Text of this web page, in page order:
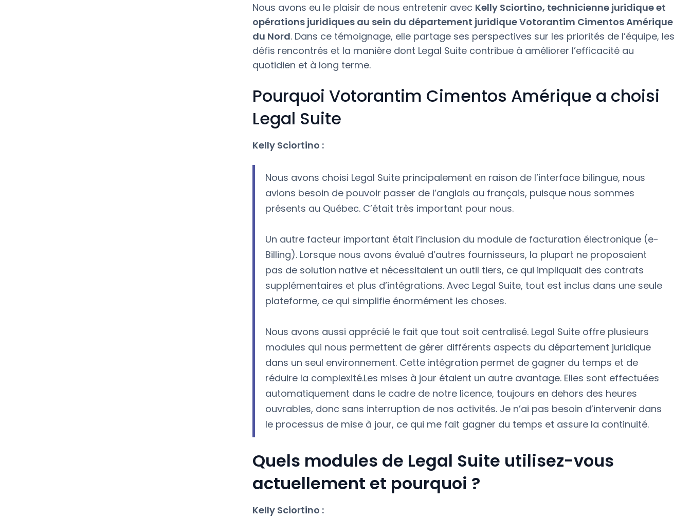
Nous avons eu le plaisir de nous entretenir avec Kelly Sciortino, technicienne juridique et
opérations juridiques au sein du département juridique Votorantim Cimentos Amérique
du Nord. Dans ce témoignage, elle partage ses perspectives sur les priorités de l’équipe, les
défis rencontrés et la manière dont Legal Suite contribue à améliorer l’efficacité au
quotidien et à long terme.
Pourquoi Votorantim Cimentos Amérique a choisi
Legal Suite
Kelly Sciortino :
Nous avons choisi Legal Suite principalement en raison de l’interface bilingue, nous
avions besoin de pouvoir passer de l’anglais au français, puisque nous sommes
présents au Québec. C’était très important pour nous.
Un autre facteur important était l’inclusion du module de facturation électronique (e-
Billing). Lorsque nous avons évalué d’autres fournisseurs, la plupart ne proposaient
pas de solution native et nécessitaient un outil tiers, ce qui impliquait des contrats
supplémentaires et plus d’intégrations. Avec Legal Suite, tout est inclus dans une seule
plateforme, ce qui simplifie énormément les choses.
Nous avons aussi apprécié le fait que tout soit centralisé. Legal Suite offre plusieurs
modules qui nous permettent de gérer différents aspects du département juridique
dans un seul environnement. Cette intégration permet de gagner du temps et de
réduire la complexité.Les mises à jour étaient un autre avantage. Elles sont effectuées
automatiquement dans le cadre de notre licence, toujours en dehors des heures
ouvrables, donc sans interruption de nos activités. Je n’ai pas besoin d’intervenir dans
le processus de mise à jour, ce qui me fait gagner du temps et assure la continuité.
Quels modules de Legal Suite utilisez-vous
actuellement et pourquoi ?
Kelly Sciortino :